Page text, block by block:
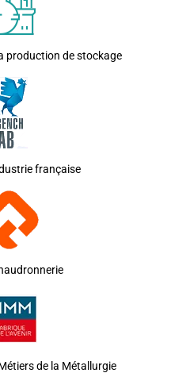
production de stockage
française
de la Métallurgie